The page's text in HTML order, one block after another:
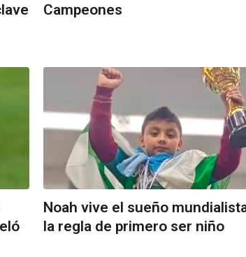
Campeones
Noah vive el sueño
la regla de primero ser niño